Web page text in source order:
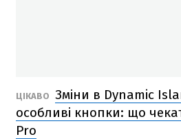
ЦІКАВО Зміни в Dynamic
особливі кнопки: що
Pro